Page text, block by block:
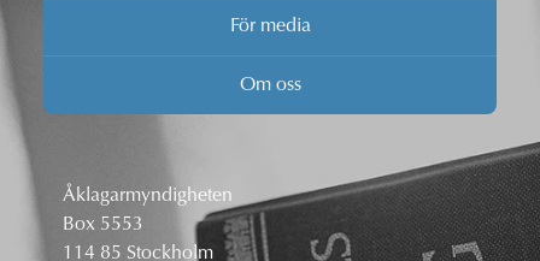
För media
Om oss
Åklagarmyndigheten
Box 5553
114 85 Stockholm